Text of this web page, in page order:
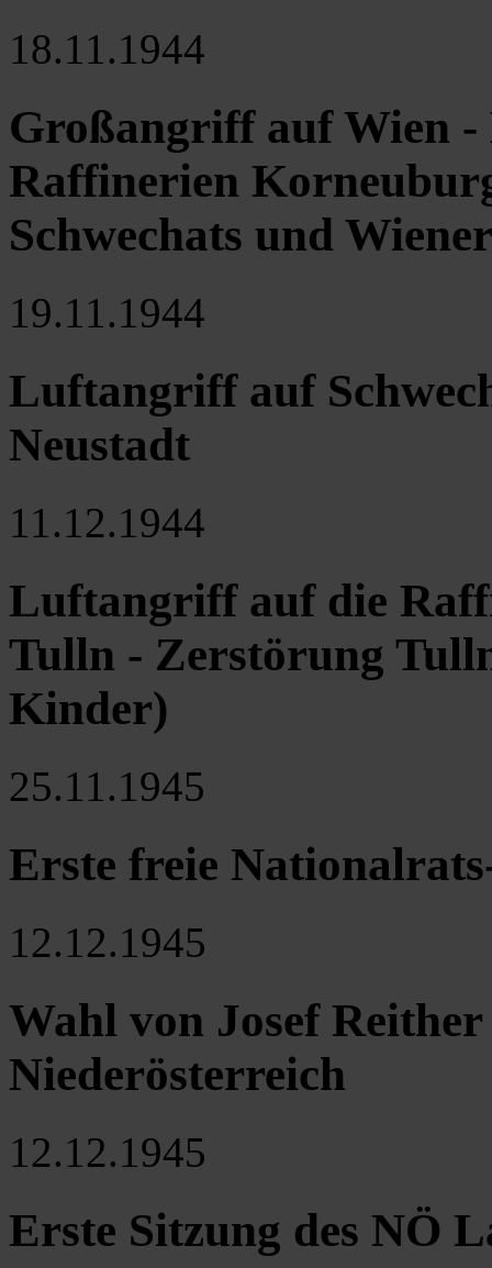
18.11.1944
Großangriff auf Wien
Raffinerien
Schwechats und
19.11.1944
Luftangriff auf
Neustadt
11.12.1944
Luftangriff auf die
Tulln - Zerstörung
Kinder)
25.11.1945
Erste freie
12.12.1945
Wahl von Josef
Niederösterreich
12.12.1945
Erste Sitzung des NÖ